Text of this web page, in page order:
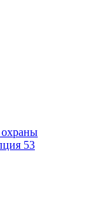
охраны
53